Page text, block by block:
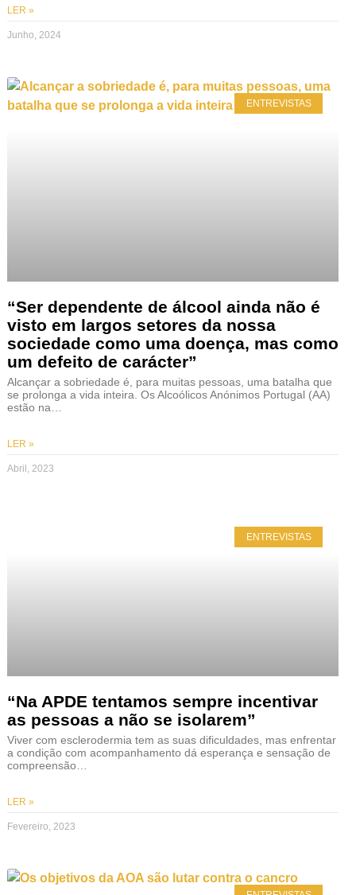
LER »
Junho, 2024
ENTREVISTAS
“Ser dependente de álcool ainda não é
visto em largos setores da nossa
sociedade como uma doença, mas como
um defeito de carácter”
Alcançar a sobriedade é, para muitas pessoas, uma batalha que
se prolonga a vida inteira. Os Alcoólicos Anónimos Portugal (AA)
estão na…
LER »
Abril, 2023
ENTREVISTAS
“Na APDE tentamos sempre incentivar
as pessoas a não se isolarem”
Viver com esclerodermia tem as suas dificuldades, mas enfrentar
a condição com acompanhamento dá esperança e sensação de
compreensão…
LER »
Fevereiro, 2023